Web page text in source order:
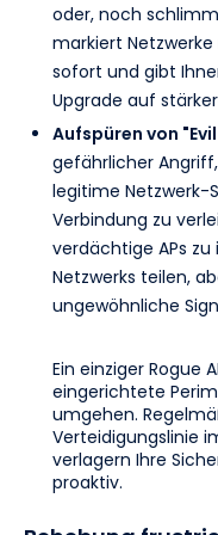
oder, noch
markiert
sofort und gibt
Upgrade auf
Aufspüren von
gefährlicher
legitime Netzwerk-
Verbindung zu
verdächtige APs
Netzwerks teilen,
ungewöhnliche
Ein einziger Rogue
eingerichtete
umgehen.
Verteidigungslinie
verlagern Ihre
proaktiv.